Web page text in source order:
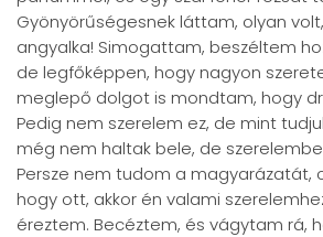
Gyönyörűségesnek láttam, olyan
angyalka! Simogattam, beszéltem
de legfőképpen, hogy nagyon
meglepő dolgot is mondtam, hogy
Pedig nem szerelem ez, de mint
még nem haltak bele, de
Persze nem tudom a magyarázatát,
hogy ott, akkor én valami
éreztem. Becéztem, és vágytam rá,